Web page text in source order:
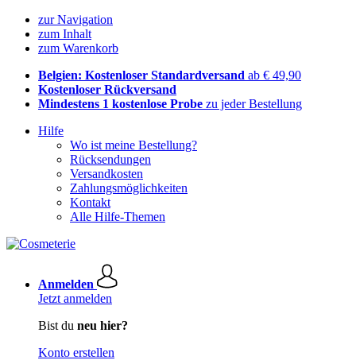
zur Navigation
zum Inhalt
zum Warenkorb
Belgien: Kostenloser Standardversand ab € 49,90
Kostenloser Rückversand
Mindestens 1 kostenlose Probe zu jeder Bestellung
Hilfe
Wo ist meine Bestellung?
Rücksendungen
Versandkosten
Zahlungsmöglichkeiten
Kontakt
Alle Hilfe-Themen
Anmelden
Jetzt anmelden
Bist du neu hier?
Konto erstellen